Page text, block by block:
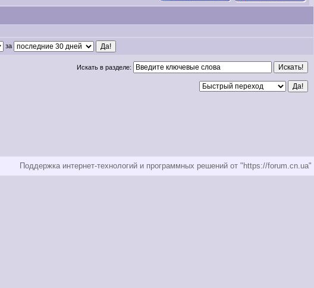
за
Искать в разделе:
Поддержка интернет-технологий и программных решений от "https://forum.cn.ua"